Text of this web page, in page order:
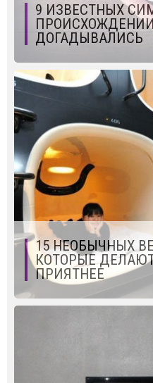
9 ИЗВЕСТНЫХ
ДОГАДЫВАЛИСЬ
15 НЕОБЫЧНЫХ
КОТОРЫЕ
ПРИЯТНЕЕ